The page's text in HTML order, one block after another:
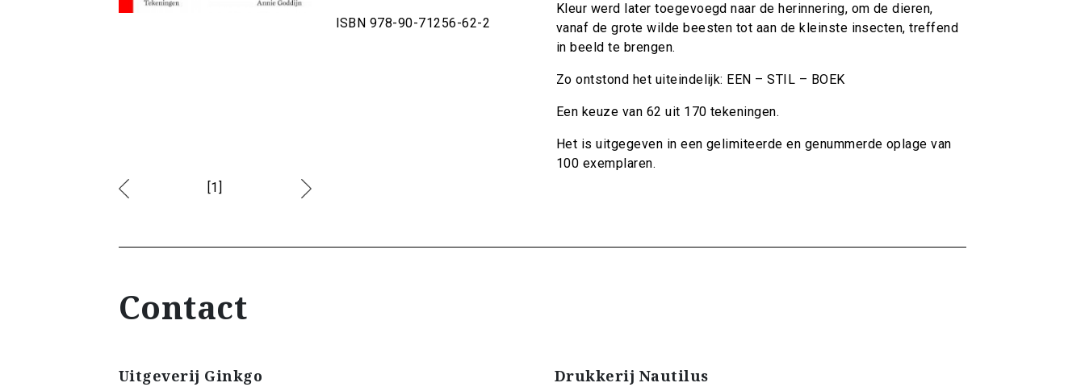
[1]
ISBN 978-90-71256-62-2
Kleur werd later toegevoegd naar de herinnering, om de dieren,
vanaf de grote wilde beesten tot aan de kleinste insecten, treffend
in beeld te brengen.
Zo ontstond het uiteindelijk: EEN – STIL – BOEK
Een keuze van 62 uit 170 tekeningen.
Het is uitgegeven in een gelimiteerde en genummerde oplage van
100 exemplaren.
Contact
Uitgeverij Ginkgo Drukkerij Nautilus